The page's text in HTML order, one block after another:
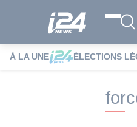
À LA UNE ÉLECTIONS